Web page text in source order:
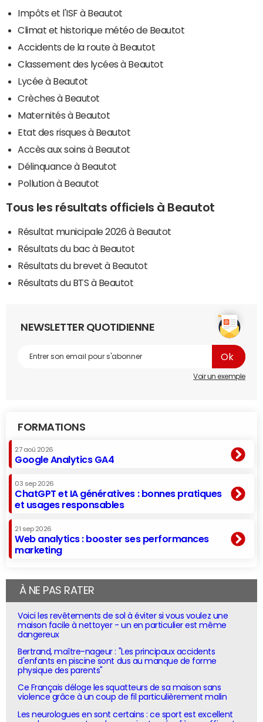
Impôts et l'ISF à Beautot
Climat et historique météo de Beautot
Accidents de la route à Beautot
Classement des lycées à Beautot
Lycée à Beautot
Crèches à Beautot
Maternités à Beautot
Etat des risques à Beautot
Accès aux soins à Beautot
Délinquance à Beautot
Pollution à Beautot
Tous les résultats officiels à Beautot
Résultat municipale 2026 à Beautot
Résultats du bac à Beautot
Résultats du brevet à Beautot
Résultats du BTS à Beautot
NEWSLETTER QUOTIDIENNE
Voir un exemple
FORMATIONS
27 aoû 2026
Google Analytics GA4
03 sep 2026
ChatGPT et IA génératives : bonnes pratiques
et usages responsables
21 sep 2026
Web analytics : booster ses performances
marketing
À NE PAS RATER
Voici les revêtements de sol à éviter si vous voulez une
maison facile à nettoyer - un en particulier est même
dangereux
Bertrand, maître-nageur : "Les principaux accidents
d'enfants en piscine sont dus au manque de forme
physique des parents"
Ce Français déloge les squatteurs de sa maison sans
violence grâce à un coup de fil particulièrement malin
Les neurologues en sont certains : ce sport est excellent